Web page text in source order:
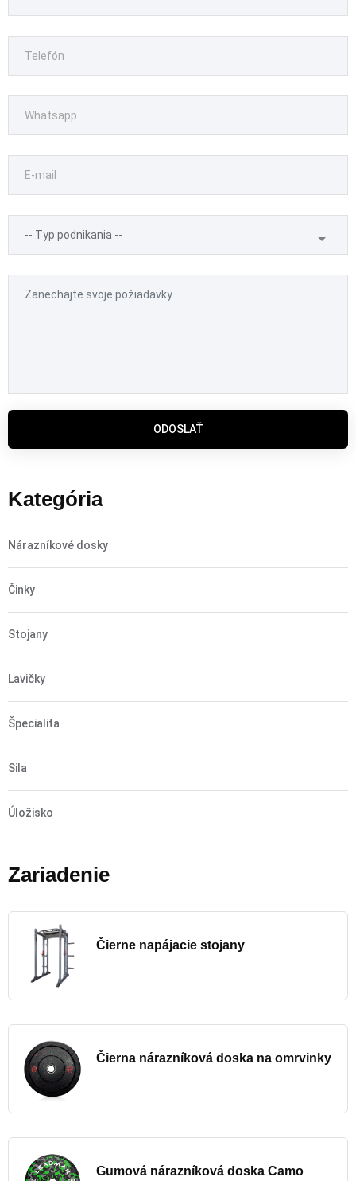
ODOSLAŤ
Kategória
Nárazníkové dosky
Činky
Stojany
Lavičky
Špecialita
Sila
Úložisko
Zariadenie
Čierne napájacie stojany
Čierna nárazníková doska na omrvinky
Gumová nárazníková doska Camo